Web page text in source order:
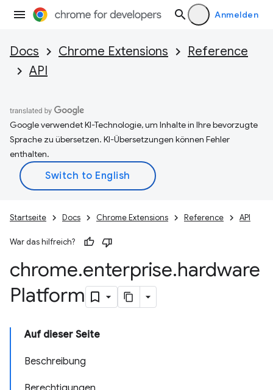
Anmelden
Docs Chrome Extensions
Reference
API
Google verwendet KI-Technologie, um Inhalte in Ihre bevorzugte
Sprache zu übersetzen. KI-Übersetzungen können Fehler
enthalten.
Startseite Docs Chrome Extensions Reference API
War das hilfreich?
chrome.enterprise.hardware
Platform
Auf dieser Seite
Beschreibung